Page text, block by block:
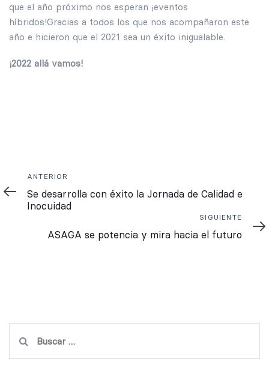
que el año próximo nos esperan ¡eventos
híbridos!Gracias a todos los que nos acompañaron este
año e hicieron que el 2021 sea un éxito inigualable.
¡2022 allá vamos!
Anterior
ANTERIOR
Se desarrolla con éxito la Jornada de Calidad e
Inocuidad
SIGUIENTE
ASAGA se potencia y mira hacia el futuro